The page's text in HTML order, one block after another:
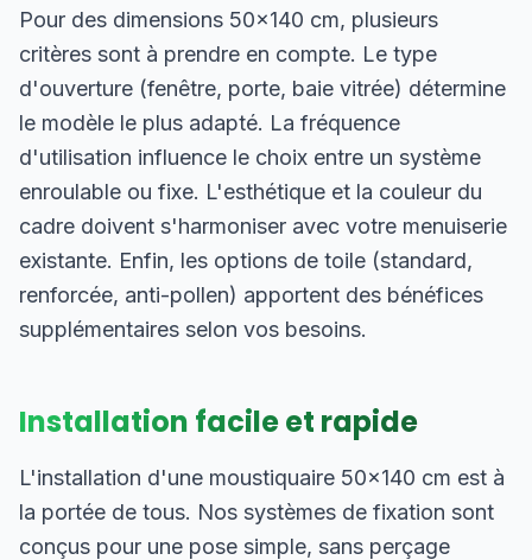
Pour des dimensions 50×140 cm, plusieurs
critères sont à prendre en compte. Le type
d'ouverture (fenêtre, porte, baie vitrée) détermine
le modèle le plus adapté. La fréquence
d'utilisation influence le choix entre un système
enroulable ou fixe. L'esthétique et la couleur du
cadre doivent s'harmoniser avec votre menuiserie
existante. Enfin, les options de toile (standard,
renforcée, anti-pollen) apportent des bénéfices
supplémentaires selon vos besoins.
Installation facile et rapide
L'installation d'une moustiquaire 50×140 cm est à
la portée de tous. Nos systèmes de fixation sont
conçus pour une pose simple, sans perçage